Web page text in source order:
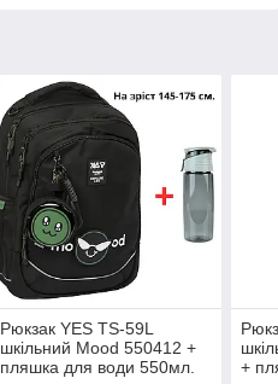
Рюкзак YES TS-59L
шкільний Mood 550412 +
пляшка для води 550мл.
+